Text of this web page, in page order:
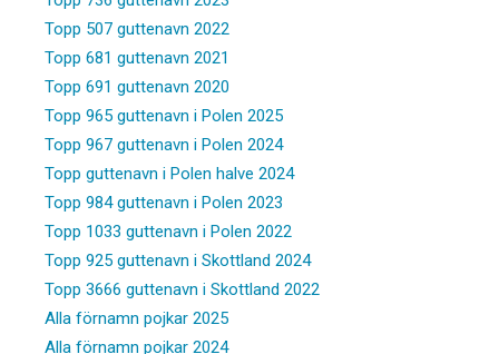
Topp 507 guttenavn 2022
Topp 681 guttenavn 2021
Topp 691 guttenavn 2020
Topp 965 guttenavn i Polen 2025
Topp 967 guttenavn i Polen 2024
Topp guttenavn i Polen halve 2024
Topp 984 guttenavn i Polen 2023
Topp 1033 guttenavn i Polen 2022
Topp 925 guttenavn i Skottland 2024
Topp 3666 guttenavn i Skottland 2022
Alla förnamn pojkar 2025
Alla förnamn pojkar 2024